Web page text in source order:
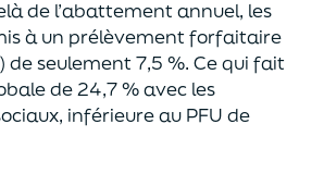
de l’abattement annuel, les
à un prélèvement forfaitaire
de seulement 7,5 %. Ce qui fait
de24,7 % avec les
inférieure au PFU de